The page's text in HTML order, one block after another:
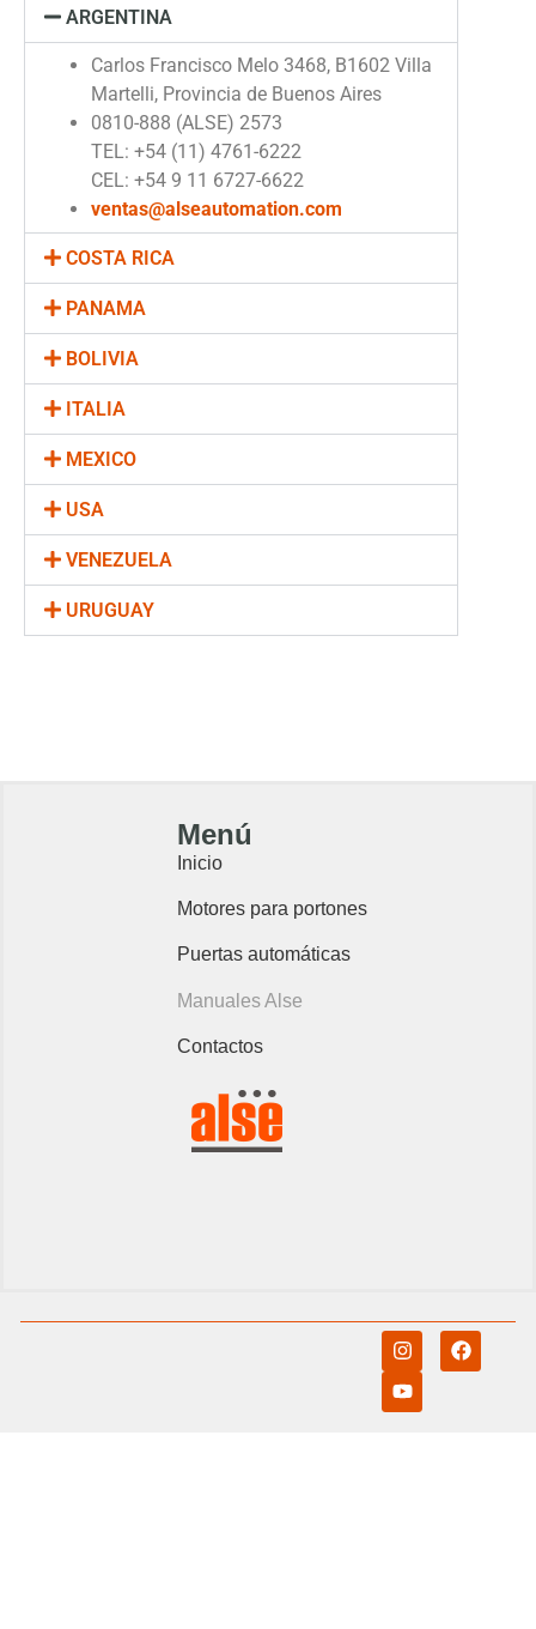
ARGENTINA
Carlos Francisco Melo 3468, B1602 Villa
Martelli, Provincia de Buenos Aires
0810-888 (ALSE) 2573
TEL: +54 (11) 4761-6222
CEL: +54 9 11 6727-6622
ventas@alseautomation.com
COSTA RICA
PANAMA
BOLIVIA
ITALIA
MEXICO
USA
VENEZUELA
URUGUAY
Menú
Inicio
Motores para portones
Puertas automáticas
Manuales Alse
Contactos